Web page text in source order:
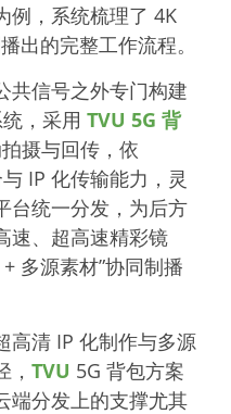
例，系统梳理了 4K
出的完整工作流程。
共信号之外专门构建
，采用 TVU 5G 背
摄与回传，依
IP 化传输能力，灵
台统一分发，为后方
速、超高速精彩镜
多源素材”协同制播
高清 IP 化制作与多源
TVU 5G 背包方案
端分发上的支撑尤其